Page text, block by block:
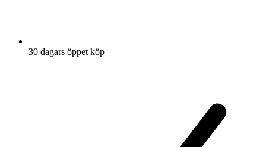
30 dagars öppet köp